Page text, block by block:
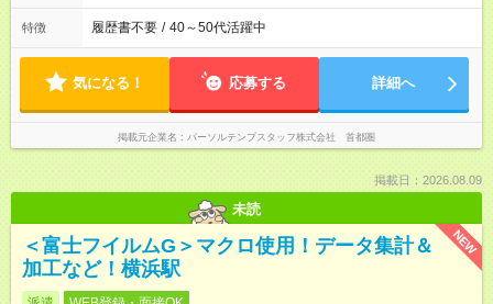
特徴 履歴書不要 / 40～50代活躍中
気になる！ 応募する 詳細へ
掲載元企業名 パーソルテンプスタッフ株式会社 首都圏
掲載日：2026.08.09
未読
NEW
＜富士フイルムG＞マクロ使用！データ集計＆
加工など！横浜駅